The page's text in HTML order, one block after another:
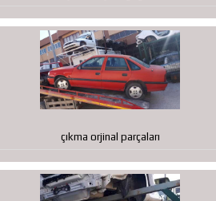
çıkma orjinal parçaları